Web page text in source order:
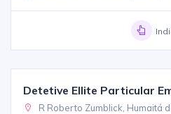
Detetive Ellite Particular
R Roberto Zumblick, Humaitá